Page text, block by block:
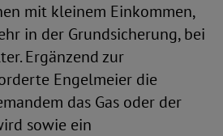
mit kleinem Einkommen,
in der Grundsicherung, bei
Ergänzend zur
Engelmeier die
das Gas oder der
sowie ein